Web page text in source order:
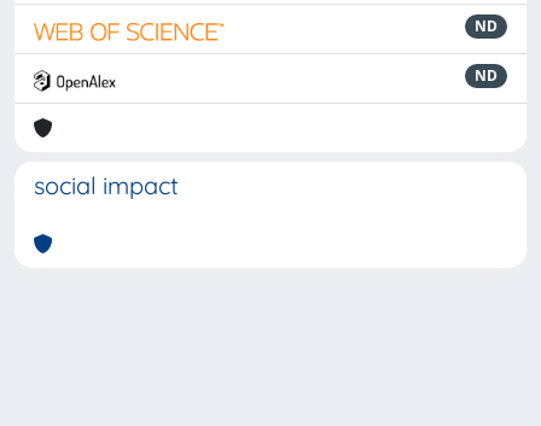
ND
ND
social impact